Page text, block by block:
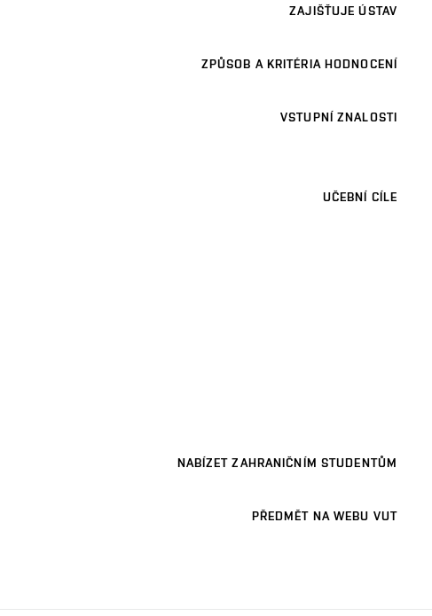
ZAJIŠŤUJE ÚSTAV
ZPŮSOB A KRITÉRIA HODNOCENÍ
VSTUPNÍ ZNALOSTI
UČEBNÍ CÍLE
NABÍZET ZAHRANIČNÍM STUDENTŮM
PŘEDMĚT NA WEBU VUT